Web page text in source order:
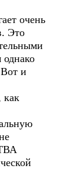
очень
Это
однако
и
как